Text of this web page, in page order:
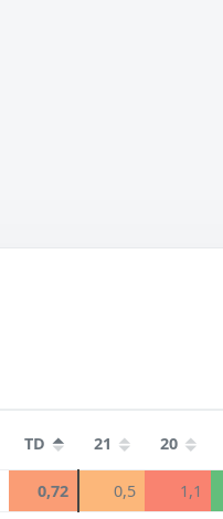
TD 21 20
0,72 0,5 1,1